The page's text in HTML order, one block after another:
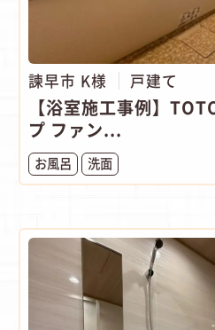
諫早市 K様 戸建て
【浴室施工事例】
プ ファン...
お風呂 洗面